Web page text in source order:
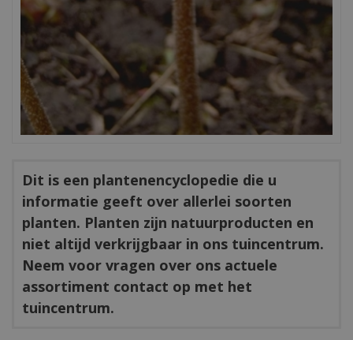
Dit is een plantenencyclopedie die u
informatie geeft over allerlei soorten
planten. Planten zijn natuurproducten en
niet altijd verkrijgbaar in ons tuincentrum.
Neem voor vragen over ons actuele
assortiment contact op met het
tuincentrum.